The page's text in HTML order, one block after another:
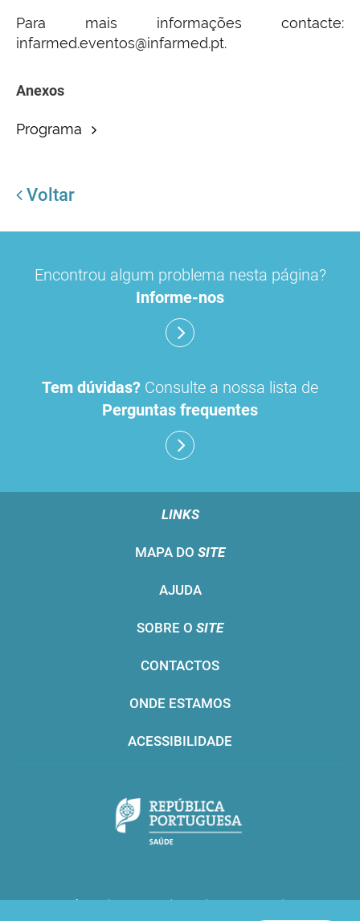
Para mais informações contacte:
infarmed.eventos@infarmed.pt.
Anexos
Programa
Voltar
Encontrou algum problema nesta página?
Informe-nos
Tem dúvidas? Consulte a nossa lista de
Perguntas frequentes
LINKS
MAPA DO SITE
AJUDA
SOBRE O SITE
CONTACTOS
ONDE ESTAMOS
ACESSIBILIDADE
Infarmed © 2016. Todos os direitos reservados